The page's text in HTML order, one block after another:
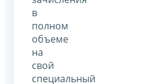
в
полном
объеме
на
свой
специальный